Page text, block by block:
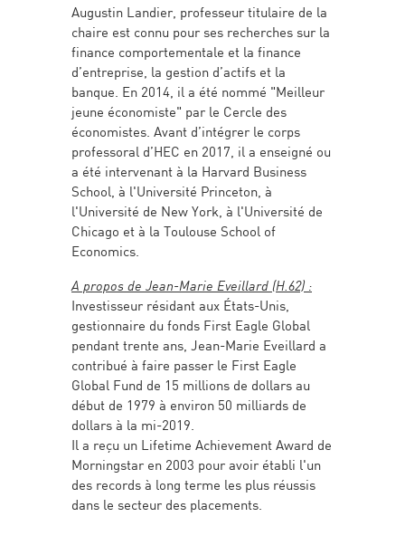
Augustin Landier, professeur titulaire de la
chaire est connu pour ses recherches sur la
finance comportementale et la finance
d’entreprise, la gestion d’actifs et la
banque. En 2014, il a été nommé "Meilleur
jeune économiste" par le Cercle des
économistes. Avant d’intégrer le corps
professoral d’HEC en 2017, il a enseigné ou
a été intervenant à la Harvard Business
School, à l'Université Princeton, à
l'Université de New York, à l'Université de
Chicago et à la Toulouse School of
Economics.
A propos de Jean-Marie Eveillard (H.62) :
Investisseur résidant aux États-Unis,
gestionnaire du fonds First Eagle Global
pendant trente ans, Jean-Marie Eveillard a
contribué à faire passer le First Eagle
Global Fund de 15 millions de dollars au
début de 1979 à environ 50 milliards de
dollars à la mi-2019.
Il a reçu un Lifetime Achievement Award de
Morningstar en 2003 pour avoir établi l'un
des records à long terme les plus réussis
dans le secteur des placements.